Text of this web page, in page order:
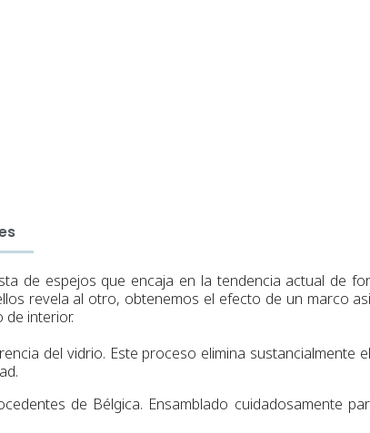
de espejos que encaja en la tendencia actual de
revela al otro, obtenemos el efecto de un marco
de interior.
del vidrio. Este proceso elimina sustancialmente
de Bélgica. Ensamblado cuidadosamente